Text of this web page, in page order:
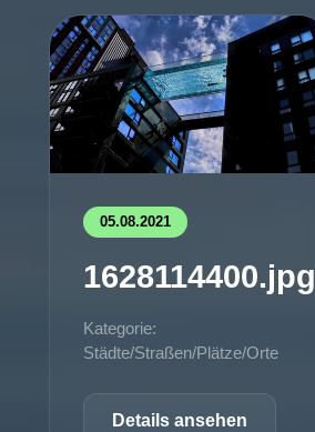
05.08.2021
1628114400.jpg
Kategorie:
Städte/Straßen/Plätze/Orte
Details ansehen